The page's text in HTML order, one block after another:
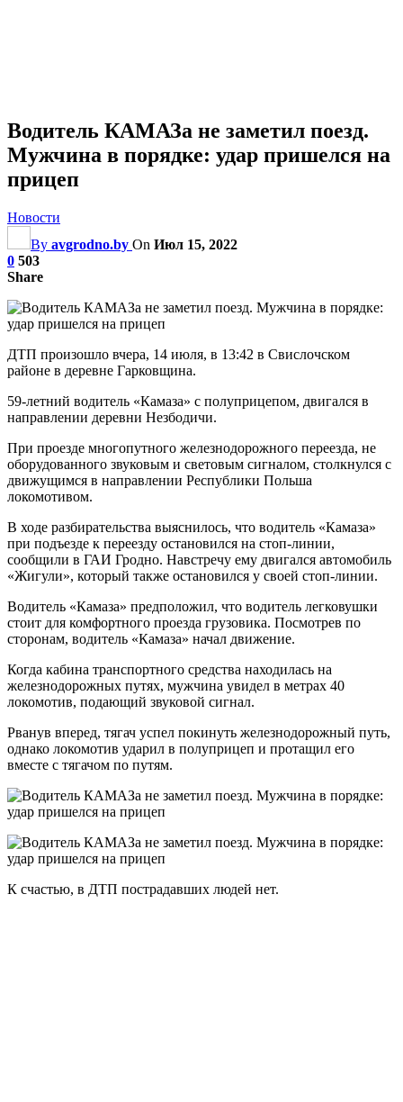
Водитель КАМАЗа не заметил поезд.
Мужчина в порядке: удар пришелся на
прицеп
Новости
By avgrodno.by On Июл 15, 2022
0 503
Share
ДТП произошло вчера, 14 июля, в 13:42 в Свислочском
районе в деревне Гарковщина.
59-летний водитель «Камаза» с полуприцепом, двигался в
направлении деревни Незбодичи.
При проезде многопутного железнодорожного переезда, не
оборудованного звуковым и световым сигналом, столкнулся с
движущимся в направлении Республики Польша
локомотивом.
В ходе разбирательства выяснилось, что водитель «Камаза»
при подъезде к переезду остановился на стоп-линии,
сообщили в ГАИ Гродно. Навстречу ему двигался автомобиль
«Жигули», который также остановился у своей стоп-линии.
Водитель «Камаза» предположил, что водитель легковушки
стоит для комфортного проезда грузовика. Посмотрев по
сторонам, водитель «Камаза» начал движение.
Когда кабина транспортного средства находилась на
железнодорожных путях, мужчина увидел в метрах 40
локомотив, подающий звуковой сигнал.
Рванув вперед, тягач успел покинуть железнодорожный путь,
однако локомотив ударил в полуприцеп и протащил его
вместе с тягачом по путям.
К счастью, в ДТП пострадавших людей нет.